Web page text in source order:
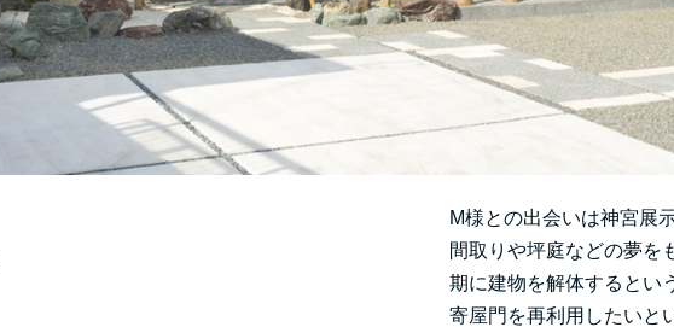
M様との出会いは神宮展
間取りや坪庭などの夢を
期に建物を解体するとい
寄屋門を再利用したいと